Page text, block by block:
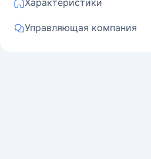
Характеристики
Управляющая компания